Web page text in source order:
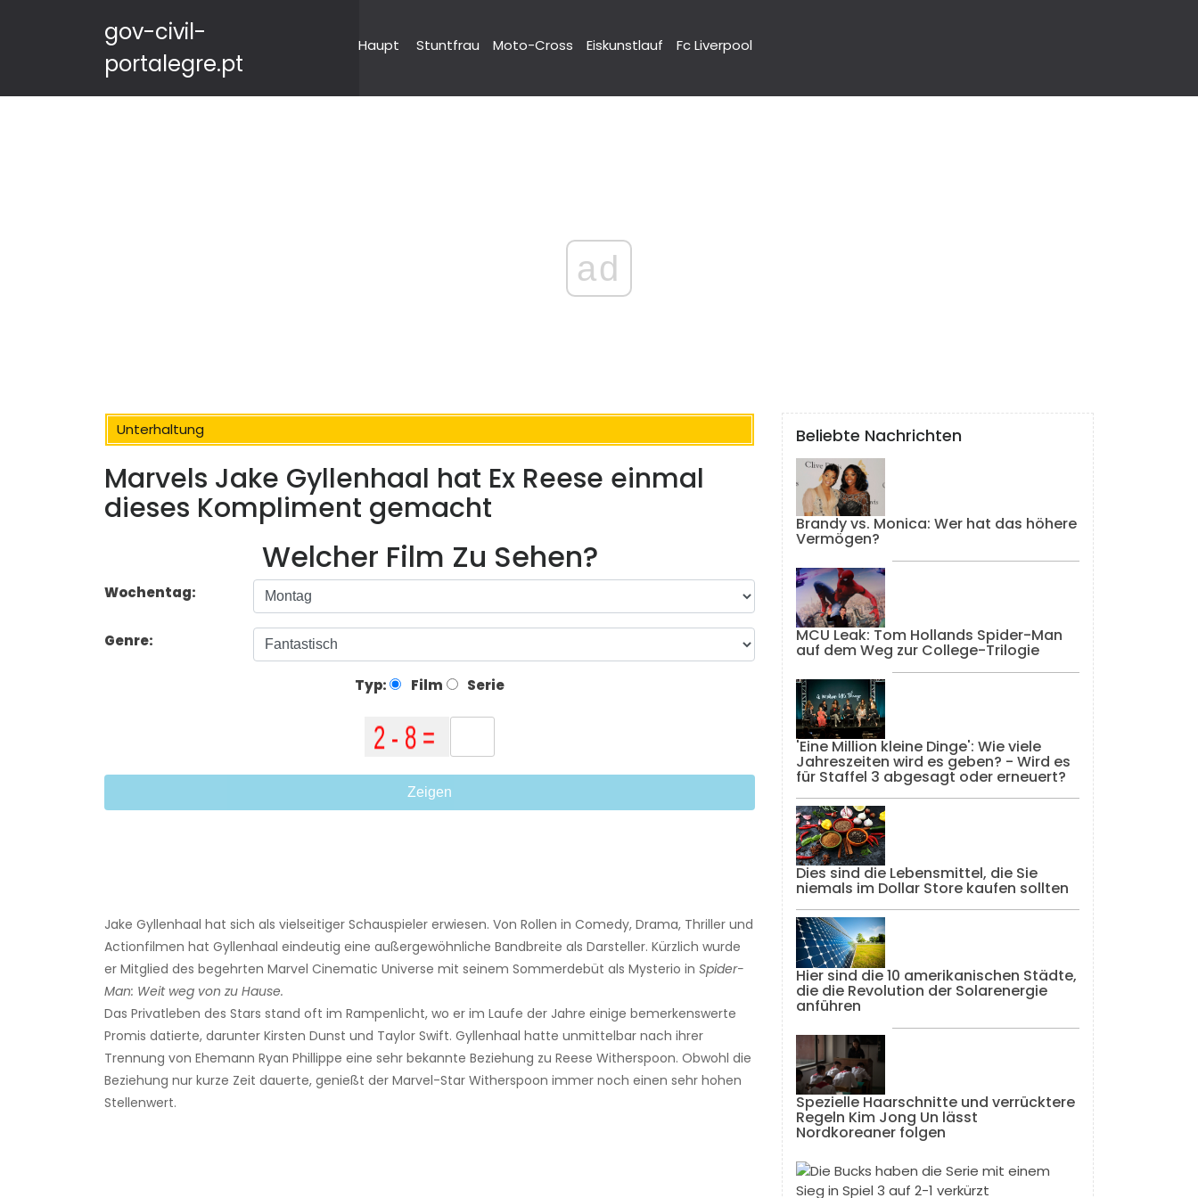
gov-civil-
portalegre.pt
Haupt Stuntfrau Moto-Cross Eiskunstlauf Fc Liverpool
ad
Unterhaltung
Marvels Jake Gyllenhaal hat Ex Reese einmal
dieses Kompliment gemacht
Welcher Film Zu Sehen?
Wochentag:
Genre:
Typ: Film Serie
Zeigen
Jake Gyllenhaal hat sich als vielseitiger Schauspieler erwiesen. Von Rollen in Comedy, Drama, Thriller und
Actionfilmen hat Gyllenhaal eindeutig eine außergewöhnliche Bandbreite als Darsteller. Kürzlich wurde
er Mitglied des begehrten Marvel Cinematic Universe mit seinem Sommerdebüt als Mysterio in Spider-
Man: Weit weg von zu Hause.
Das Privatleben des Stars stand oft im Rampenlicht, wo er im Laufe der Jahre einige bemerkenswerte
Promis datierte, darunter Kirsten Dunst und Taylor Swift. Gyllenhaal hatte unmittelbar nach ihrer
Trennung von Ehemann Ryan Phillippe eine sehr bekannte Beziehung zu Reese Witherspoon. Obwohl die
Beziehung nur kurze Zeit dauerte, genießt der Marvel-Star Witherspoon immer noch einen sehr hohen
Stellenwert.
Beliebte Nachrichten
Brandy vs. Monica: Wer hat das höhere
Vermögen?
MCU Leak: Tom Hollands Spider-Man
auf dem Weg zur College-Trilogie
'Eine Million kleine Dinge': Wie viele
Jahreszeiten wird es geben? - Wird es
für Staffel 3 abgesagt oder erneuert?
Dies sind die Lebensmittel, die Sie
niemals im Dollar Store kaufen sollten
Hier sind die 10 amerikanischen Städte,
die die Revolution der Solarenergie
anführen
Spezielle Haarschnitte und verrücktere
Regeln Kim Jong Un lässt
Nordkoreaner folgen